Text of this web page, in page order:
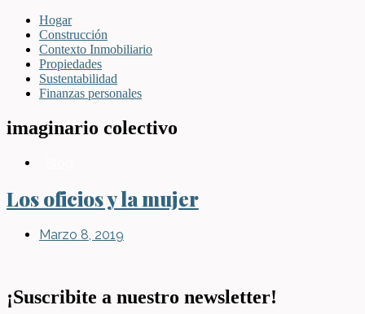
Hogar
Construcción
Contexto Inmobiliario
Propiedades
Sustentabilidad
Finanzas personales
imaginario colectivo
Los oficios y la mujer
Marzo 8, 2019
¡Suscribite a nuestro newsletter!